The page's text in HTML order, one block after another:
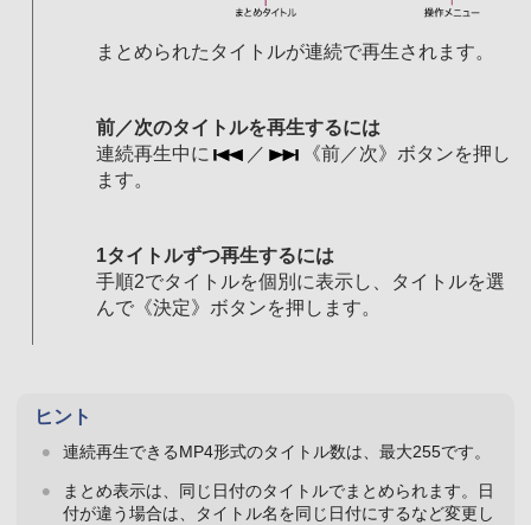
まとめられたタイトルが連続で再生されます。
前／次のタイトルを再生するには
連続再生中に
／
《前／次》ボタンを押し
ます。
1タイトルずつ再生するには
手順2でタイトルを個別に表示し、タイトルを選
んで《決定》ボタンを押します。
ヒント
連続再生できるMP4形式のタイトル数は、最大255です。
まとめ表示は、同じ日付のタイトルでまとめられます。日
付が違う場合は、タイトル名を同じ日付にするなど変更し